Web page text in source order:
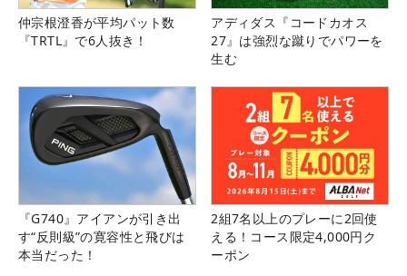
仲宗根澄香が平均パット数
『TRTL』で6人抜き！
アディダス『コードカオス
27』は強烈な蹴りでパワーを
生む
『G740』アイアンが引き出
す“反則級”の寛容性と飛びは
本当だった！
2組7名以上のプレーに2回使
える！コース限定4,000円ク
ーポン